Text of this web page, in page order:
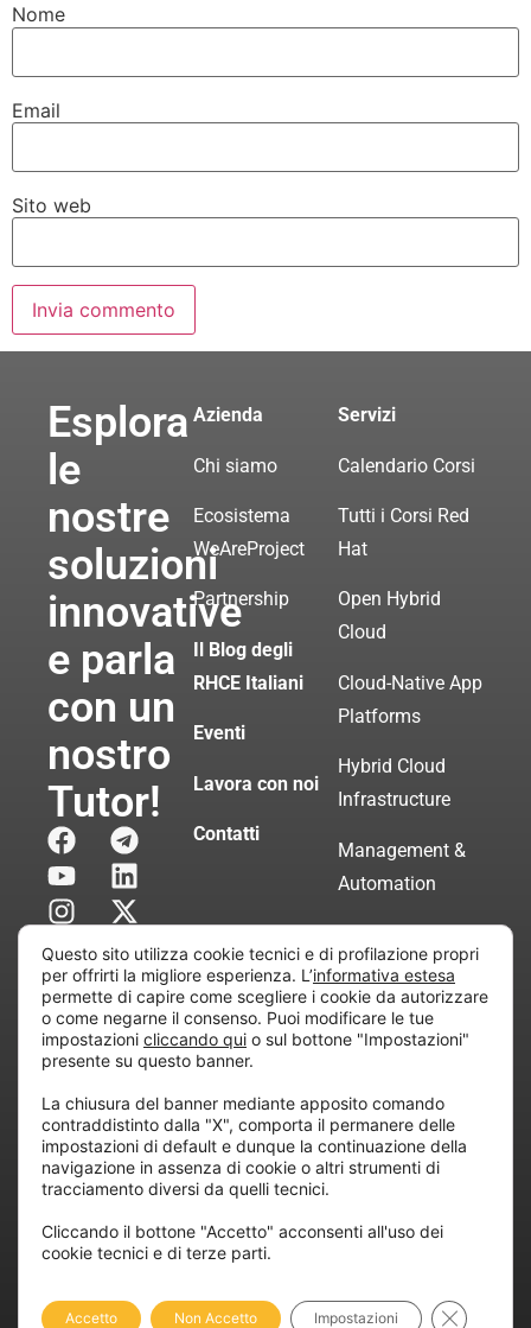
Nome
Email
Sito web
Esplora
le
nostre
soluzioni
innovative
e parla
con un
nostro
Tutor!
Azienda
Chi siamo
Ecosistema
WeAreProject
Partnership
Il Blog degli
RHCE Italiani
Eventi
Lavora con noi
Contatti
Servizi
Calendario Corsi
Tutti i Corsi Red
Hat
Open Hybrid
Cloud
Cloud-Native App
Platforms
Hybrid Cloud
Infrastructure
Management &
Automation
Servizi di
Consulenza
Certificata
all’attività di direzione e coordinamento di “Project
Informatica”
REA: MI – 194005, P. IVA / CF 07165600961 – All
rights reserved.
Policy
Policy
Accessibilità
Questo sito utilizza cookie tecnici e di profilazione propri
per offrirti la migliore esperienza. L’informativa estesa
permette di capire come scegliere i cookie da autorizzare
o come negarne il consenso. Puoi modificare le tue
impostazioni cliccando qui o sul bottone "Impostazioni"
presente su questo banner.
La chiusura del banner mediante apposito comando
contraddistinto dalla "X", comporta il permanere delle
impostazioni di default e dunque la continuazione della
navigazione in assenza di cookie o altri strumenti di
tracciamento diversi da quelli tecnici.
Cliccando il bottone "Accetto" acconsenti all'uso dei
cookie tecnici e di terze parti.
Accetto Non Accetto Impostazioni Close